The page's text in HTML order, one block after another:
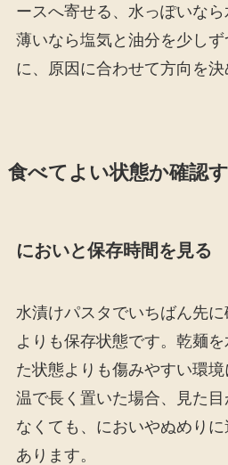
ースへ寄せる、水っぽいな
薄いなら塩気と油分を少し
に、原因に合わせて方向を決
食べてよい状態か確認
においと保存時間を見る
水漬けパスタでいちばん先
よりも保存状態です。乾麺
た状態よりも傷みやすい環
温で長く置いた場合、見た
なくても、においやぬめり
あります。